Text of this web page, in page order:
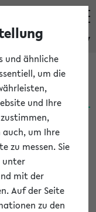
eKVV
(06.08.26)
und ähnliche
um die
und Ihre
auch, um Ihre
zu messen. Sie
unter
mit der
Auf der Seite
zu den